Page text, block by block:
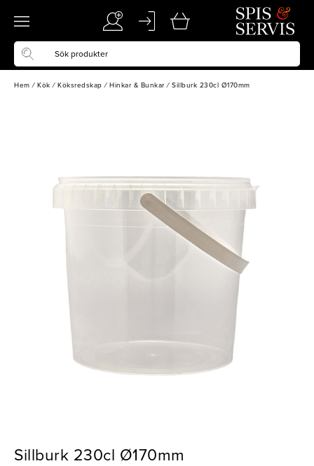
Hem / Kök / Köksredskap / Hinkar & Bunkar / Sillburk 230cl Ø170mm
Sillburk 230cl Ø170mm